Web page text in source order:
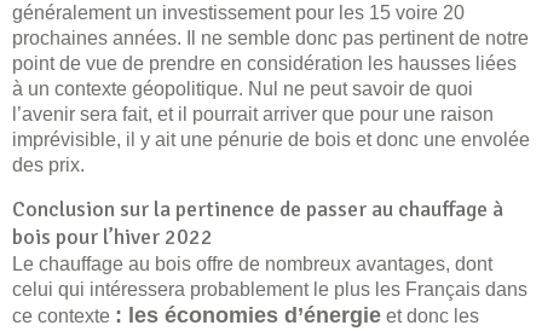
généralement un investissement pour les 15 voire 20
prochaines années. Il ne semble donc pas pertinent de notre
point de vue de prendre en considération les hausses liées
à un contexte géopolitique. Nul ne peut savoir de quoi
l’avenir sera fait, et il pourrait arriver que pour une raison
imprévisible, il y ait une pénurie de bois et donc une envolée
des prix.
Conclusion sur la pertinence de passer au chauffage à
bois pour l’hiver 2022
Le chauffage au bois offre de nombreux avantages, dont
celui qui intéressera probablement le plus les Français dans
ce contexte : les économies d’énergie et donc les